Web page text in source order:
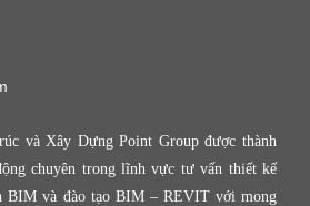
và Xây Dựng Point Group được thành
chuyên trong lĩnh vực tư vấn thiết kế
BIM và đào tạo BIM – REVIT với mong